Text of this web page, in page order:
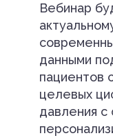
Вебинар
данными
пациентов
целевых
давления с